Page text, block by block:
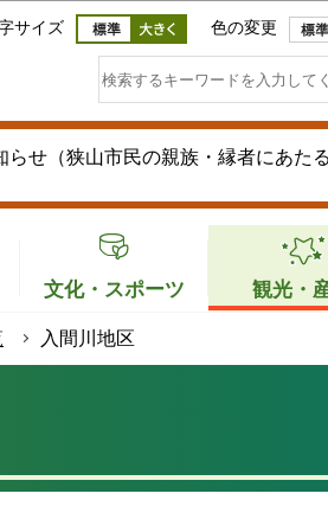
ページの本文へ移動
サイズ 色の変更
らせ（狭山市民の親族・縁者にあたる
文化・スポーツ 観光・
入間川地区